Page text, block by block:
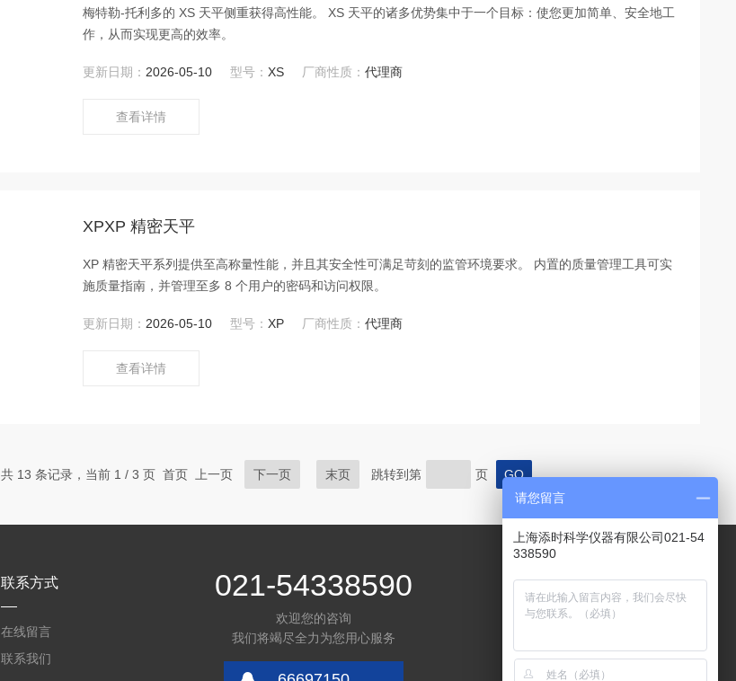
梅特勒-托利多的 XS 天平侧重获得高性能。 XS 天平的诸多优势集中于一个目标：使您更加简单、安全地工
作，从而实现更高的效率。
更新日期： 2026-05-10 型号：XS 厂商性质：代理商
查看详情
XPXP 精密天平
XP 精密天平系列提供至高称量性能，并且其安全性可满足苛刻的监管环境要求。 内置的质量管理工具可实
施质量指南，并管理至多 8 个用户的密码和访问权限。
更新日期： 2026-05-10 型号：XP 厂商性质：代理商
查看详情
共 13 条记录，当前 1 / 3 页 首页 上一页 下一页 末页 跳转到第 页
联系方式
在线留言
联系我们
021-54338590
欢迎您的咨询
我们将竭尽全力为您用心服务
请您留言
上海添时科学仪器有限公司021-54
338590